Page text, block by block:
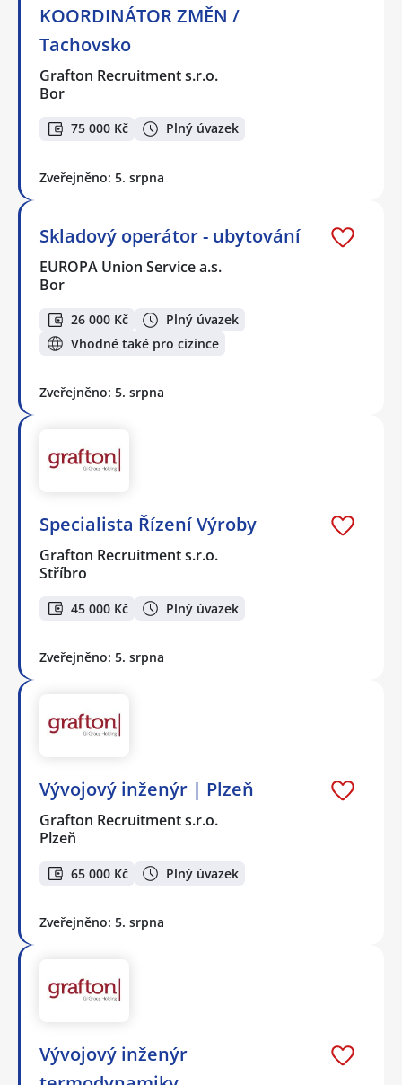
KOORDINÁTOR ZMĚN /
Tachovsko
Grafton Recruitment s.r.o.
Bor
75 000 Kč Plný úvazek
Zveřejněno: 5. srpna
Skladový operátor - ubytování
EUROPA Union Service a.s.
Bor
26 000 Kč
Plný úvazek
Vhodné také pro cizince
Zveřejněno: 5. srpna
Specialista Řízení Výroby
Grafton Recruitment s.r.o.
Stříbro
45 000 Kč Plný úvazek
Zveřejněno: 5. srpna
Vývojový inženýr | Plzeň
Grafton Recruitment s.r.o.
Plzeň
65 000 Kč Plný úvazek
Zveřejněno: 5. srpna
Vývojový inženýr